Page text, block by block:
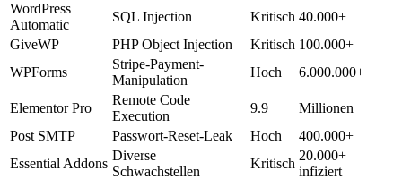
WordPress
Automatic
SQL Injection Kritisch 40.000+
GiveWP
PHP Object Injection Kritisch 100.000+
WPForms
Stripe-Payment-
Manipulation
Hoch 6.000.000+
Elementor Pro
Remote Code
Execution
9.9
Millionen
Post SMTP
Passwort-Reset-Leak Hoch
400.000+
Essential Addons
Diverse
Schwachstellen
Kritisch
20.000+
infiziert